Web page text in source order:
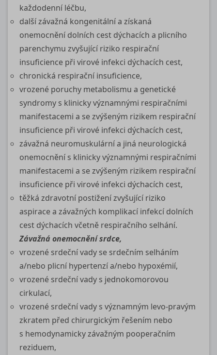
každodenní léčbu,
další závažná kongenitální a získaná
onemocnění dolních cest dýchacích a plicního
parenchymu zvyšující riziko respirační
insuficience při virové infekci dýchacích cest,
chronická respirační insuficience,
vrozené poruchy metabolismu a genetické
syndromy s klinicky významnými respiračními
manifestacemi a se zvýšeným rizikem respirační
insuficience při virové infekci dýchacích cest,
závažná neuromuskulární a jiná neurologická
onemocnění s klinicky významnými respiračními
manifestacemi a se zvýšeným rizikem respirační
insuficience při virové infekci dýchacích cest,
těžká zdravotní postižení zvyšující riziko
aspirace a závažných komplikací infekcí dolních
cest dýchacích včetně respiračního selhání.
Závažná onemocnění srdce,
vrozené srdeční vady se srdečním selháním
a/nebo plicní hypertenzí a/nebo hypoxémií,
vrozené srdeční vady s jednokomorovou
cirkulací,
vrozené srdeční vady s významným levo‑pravým
zkratem před chirurgickým řešením nebo
s hemodynamicky závažným pooperačním
reziduem,